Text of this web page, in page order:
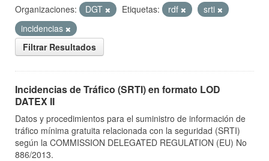
Organizaciones:
DGT Etiquetas: rdf
srti
incidencias
Filtrar Resultados
Incidencias de Tráfico (SRTI) en formato LOD
DATEX II
Datos y procedimientos para el suministro de información de
tráfico mínima gratuita relacionada con la seguridad (SRTI)
según la COMMISSION DELEGATED REGULATION (EU) No
886/2013.